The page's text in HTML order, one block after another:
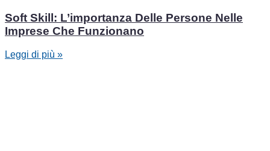
Soft Skill: L’importanza Delle Persone Nelle
Imprese Che Funzionano
Leggi di più »